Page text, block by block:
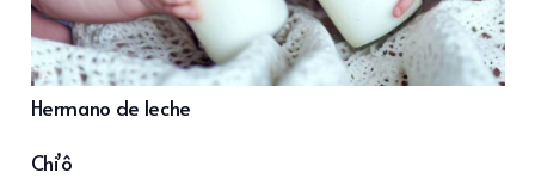
Hermano de leche
Chi’ô